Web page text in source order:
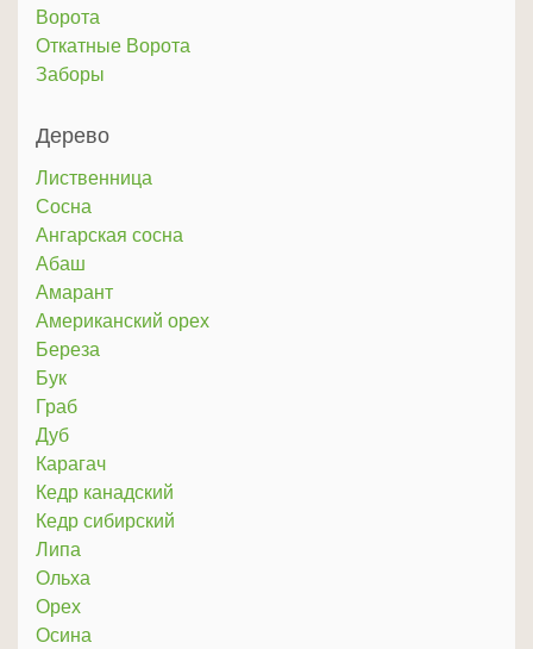
Ворота
Откатные Ворота
Заборы
Дерево
Лиственница
Сосна
Ангарская сосна
Абаш
Амарант
Американский орех
Береза
Бук
Граб
Дуб
Карагач
Кедр канадский
Кедр сибирский
Липа
Ольха
Орех
Осина